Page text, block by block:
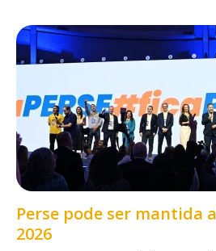
Perse pode ser mantida
2026